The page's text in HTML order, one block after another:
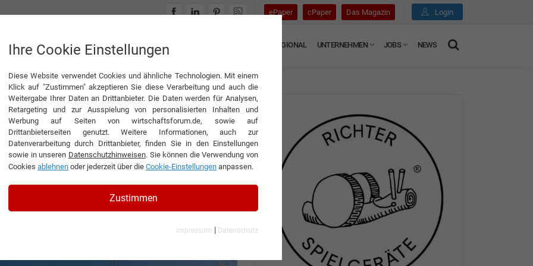
ePaper cPaper Das Magazin Login
INTERVIEWS REGIONAL UNTERNEHMEN JOBS NEWS
zu den Kindern passt!“
zu den Kindern
Gesellschafter der Richter Spielgeräte
Ihre Cookie Einstellungen
Diese Website verwendet Cookies und ähnliche Technologien. Mit einem
Klick auf "Zustimmen" akzeptieren Sie diese Verarbeitung und auch die
Weitergabe Ihrer Daten an Drittanbieter. Die Daten werden für Analysen,
Retargeting und zur Ausspielung von personalisierten Inhalten und
Werbung auf Seiten von wirtschaftsforum.de, sowie auf
Drittanbieterseiten genutzt. Weitere Informationen, auch zur
Datenverarbeitung durch Drittanbieter, finden Sie in den Einstellungen
sowie in unseren Datenschutzhinweisen. Sie können die Verwendung von
Cookies ablehnen oder jederzeit über die Cookie-Einstellungen anpassen.
Zustimmen
Impressum | Datenschutz